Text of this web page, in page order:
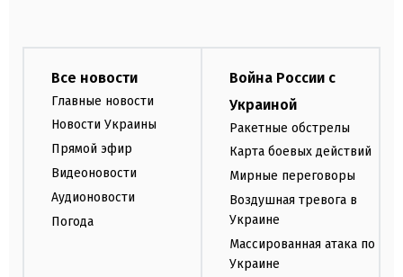
Все новости
Главные новости
Новости Украины
Прямой эфир
Видеоновости
Аудионовости
Погода
Война России с
Украиной
Ракетные обстрелы
Карта боевых действий
Мирные переговоры
Воздушная тревога в
Украине
Массированная атака по
Украине